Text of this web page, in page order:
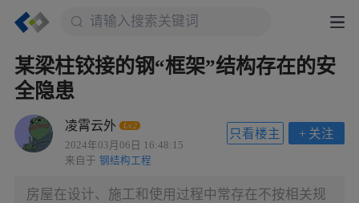
某梁柱铰接的钢“框架”结构存在的安
全隐患
凌霄云外 Lv.2
2024年03月06日 16:48:15
来自于 钢结构工程
+ 关注
只看楼主
房屋在设计、施工和使用过程中常存在不按相关规